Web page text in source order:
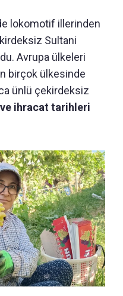
lokomotif illerinden
Sultani
Avrupa ülkeleri
birçok ülkesinde
ünlü çekirdeksiz
ihracat tarihleri